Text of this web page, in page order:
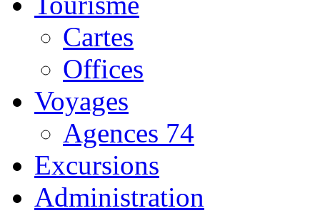
Cartes
Offices
Voyages
Agences 74
Excursions
Administration